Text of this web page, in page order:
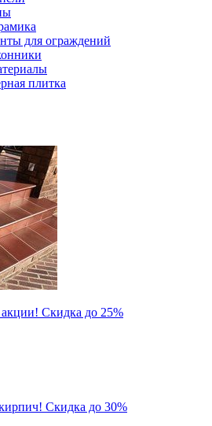
для ограждений
плитка
Скидка до 25%
Скидка до 30%